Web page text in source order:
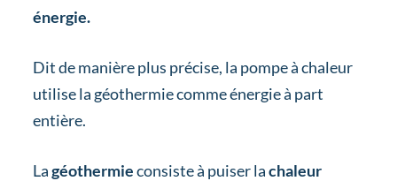
énergie.
Dit de manière plus précise, la pompe à chaleur
utilise la géothermie comme énergie à part
entière.
Lagéothermieconsiste à puiser lachaleur